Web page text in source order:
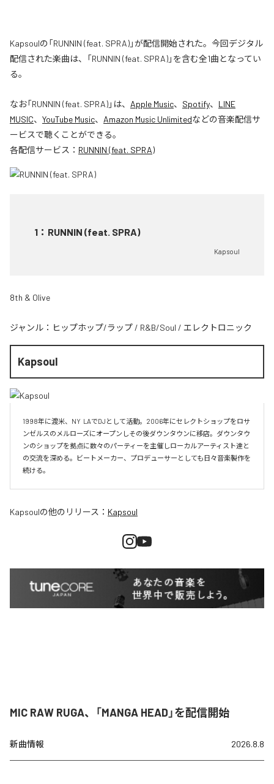
Kapsoulの「RUNNIN (feat. SPRA)」が配信開始された。今回デジタル
配信された楽曲は、「RUNNIN (feat. SPRA)」を含む全1曲となってい
る。
なお「RUNNIN (feat. SPRA)」は、 Apple Music、 Spotify、 LINE
MUSIC、 YouTube Music、 Amazon Music Unlimitedなどの音楽配信サ
ービスで聴くことができる。
各配信サービス： RUNNIN (feat. SPRA)
1 ： RUNNIN (feat. SPRA)
Kapsoul
8th & Olive
ジャンル： ヒップホップ/ラップ / R&B/Soul / エレクトロニック
Kapsoul
1998年に渡米、NY  LAでDJとして活動。2006年にセレクトショップをロサ
ンゼルスのメルローズにオープンしその後ダウンタウンに移店。ダウンタウ
ンのショップを拠点に数々のパーティーを主催しローカルアーティスト達と
の交流を深める。ビートメーカー、プロデューサーとしても日々音楽製作を
続ける。
Kapsoulの他のリリース： Kapsoul
MIC RAW RUGA、「MANGA HEAD」を配信開始
新曲情報 2026.8.8